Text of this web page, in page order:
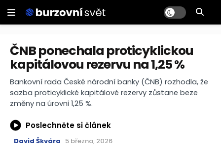
ČNB ponechala proticyklickou
kapitálovou rezervu na 1,25 %
Bankovní rada České národní banky (ČNB) rozhodla, že
sazba proticyklické kapitálové rezervy zůstane beze
změny na úrovni 1,25 %.
Poslechněte si článek
David Škvára 5 března, 2026